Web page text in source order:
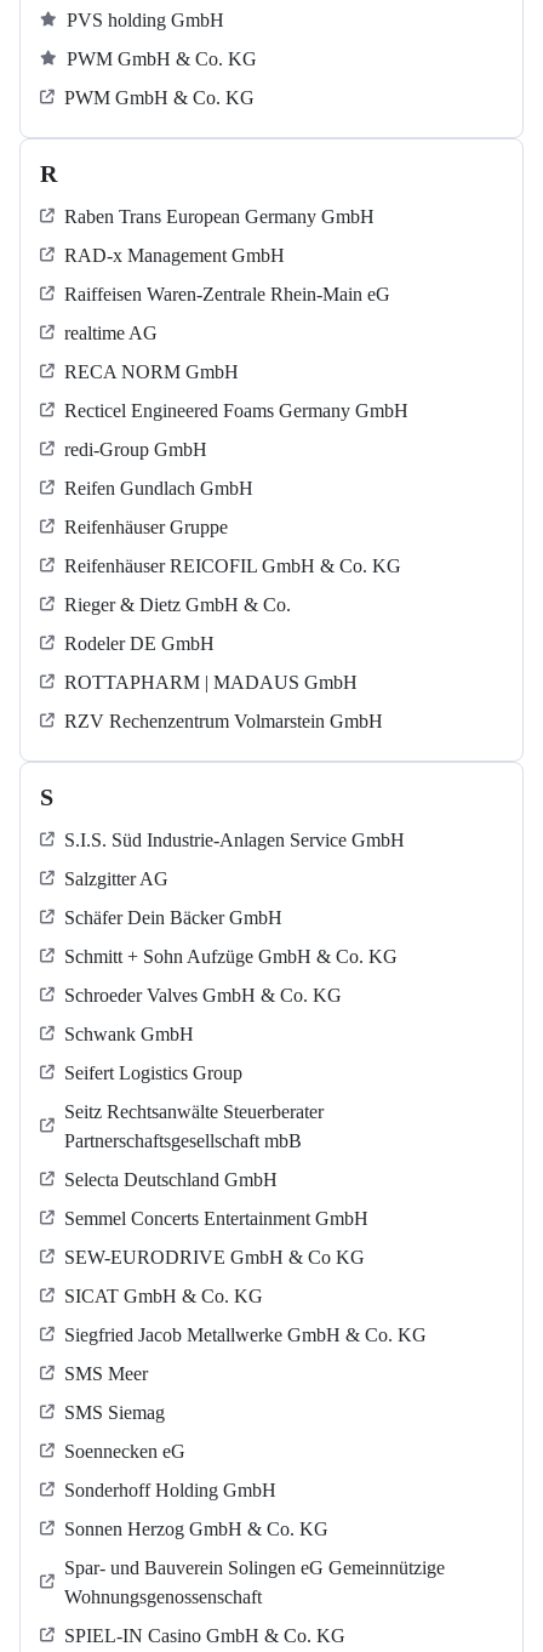
PVS holding GmbH
PWM GmbH & Co. KG
PWM GmbH & Co. KG
R
Raben Trans European Germany GmbH
RAD-x Management GmbH
Raiffeisen Waren-Zentrale Rhein-Main eG
realtime AG
RECA NORM GmbH
Recticel Engineered Foams Germany GmbH
redi-Group GmbH
Reifen Gundlach GmbH
Reifenhäuser Gruppe
Reifenhäuser REICOFIL GmbH & Co. KG
Rieger & Dietz GmbH & Co.
Rodeler DE GmbH
ROTTAPHARM | MADAUS GmbH
RZV Rechenzentrum Volmarstein GmbH
S
S.I.S. Süd Industrie-Anlagen Service GmbH
Salzgitter AG
Schäfer Dein Bäcker GmbH
Schmitt + Sohn Aufzüge GmbH & Co. KG
Schroeder Valves GmbH & Co. KG
Schwank GmbH
Seifert Logistics Group
Seitz Rechtsanwälte Steuerberater
Partnerschaftsgesellschaft mbB
Selecta Deutschland GmbH
Semmel Concerts Entertainment GmbH
SEW-EURODRIVE GmbH & Co KG
SICAT GmbH & Co. KG
Siegfried Jacob Metallwerke GmbH & Co. KG
SMS Meer
SMS Siemag
Soennecken eG
Sonderhoff Holding GmbH
Sonnen Herzog GmbH & Co. KG
Spar- und Bauverein Solingen eG Gemeinnützige
Wohnungsgenossenschaft
SPIEL-IN Casino GmbH & Co. KG